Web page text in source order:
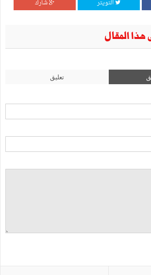
التويتر شارك
المقال
تعليق